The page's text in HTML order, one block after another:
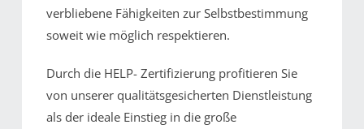
verbliebene Fähigkeiten zur Selbstbestimmung
soweit wie möglich respektieren.
Durch die HELP- Zertifizierung profitieren Sie
von unserer qualitätsgesicherten Dienstleistung
als der ideale Einstieg in die große